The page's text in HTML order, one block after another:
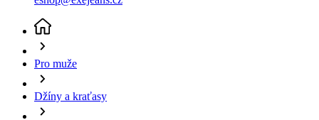
Pro muže
Džíny a kraťasy
Kraťasy
Pánské kraťasy Tom Tailor modré